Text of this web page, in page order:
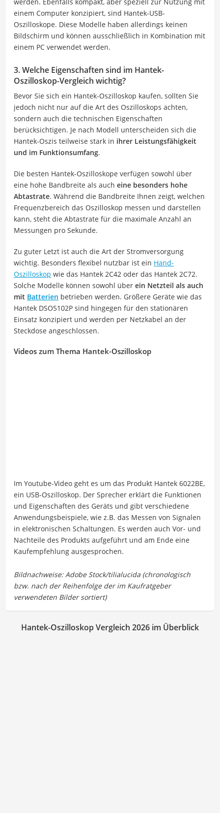
einem Computer konzipiert, sind Hantek-USB-
Oszilloskope. Diese Modelle haben allerdings keinen
Bildschirm und können ausschließlich in Kombination mit
einem PC verwendet werden.
3. Welche Eigenschaften sind im Hantek-
Oszilloskop-Vergleich wichtig?
Bevor Sie sich ein Hantek-Oszilloskop kaufen, sollten Sie
jedoch nicht nur auf die Art des Oszilloskops achten,
sondern auch die technischen Eigenschaften
berücksichtigen. Je nach Modell unterscheiden sich die
Hantek-Oszis teilweise stark in ihrer Leistungsfähigkeit
und im Funktionsumfang.
Die besten Hantek-Oszilloskope verfügen sowohl über
eine hohe Bandbreite als auch eine besonders hohe
Abtastrate. Während die Bandbreite Ihnen zeigt, welchen
Frequenzbereich das Oszilloskop messen und darstellen
kann, steht die Abtastrate für die maximale Anzahl an
Messungen pro Sekunde.
Zu guter Letzt ist auch die Art der Stromversorgung
wichtig. Besonders flexibel nutzbar ist ein Hand-
Oszilloskop wie das Hantek 2C42 oder das Hantek 2C72.
Solche Modelle können sowohl über ein Netzteil als auch
mit Batterien betrieben werden. Größere Geräte wie das
Hantek DSO5102P sind hingegen für den stationären
Einsatz konzipiert und werden per Netzkabel an der
Steckdose angeschlossen.
Videos zum Thema Hantek-Oszilloskop
Im Youtube-Video geht es um das Produkt Hantek 6022BE,
ein USB-Oszilloskop. Der Sprecher erklärt die Funktionen
und Eigenschaften des Geräts und gibt verschiedene
Anwendungsbeispiele, wie z.B. das Messen von Signalen
in elektronischen Schaltungen. Es werden auch Vor- und
Nachteile des Produkts aufgeführt und am Ende eine
Kaufempfehlung ausgesprochen.
Hantek-Oszilloskop Vergleich 2026 im Überblick